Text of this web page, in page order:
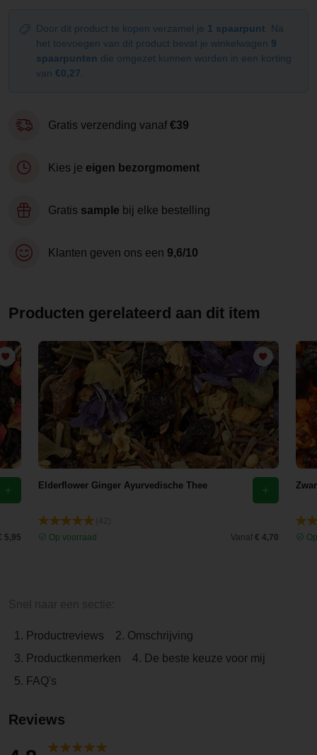
Door dit product te kopen verzamel je 1 spaarpunt . Na
het toevoegen van dit product bevat je winkelwagen 9
spaarpunten die omgezet kunnen worden in een korting
van €0,27
Gratis verzending vanaf €39
Kies je eigen bezorgmoment
Gratis sample bij elke bestelling
Klanten geven ons een 9,6/10
Producten gerelateerd aan dit item
5,95
Elderflower Ginger Ayurvedische Thee
Op voorraad
Vanaf € 4,70
1. Productreviews
2. Omschrijving
3. Productkenmerken
4. De beste keuze voor mij
5. FAQ's
Reviews